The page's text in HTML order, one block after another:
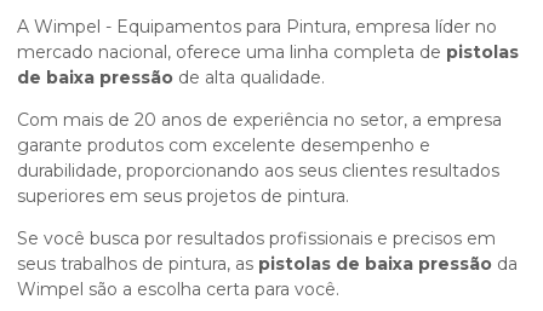
A Wimpel - Equipamentos para Pintura, empresa líder no
mercado nacional, oferece uma linha completa de pistolas
de baixa pressão de alta qualidade.
Com mais de 20 anos de experiência no setor, a empresa
garante produtos com excelente desempenho e
durabilidade, proporcionando aos seus clientes resultados
superiores em seus projetos de pintura.
Se você busca por resultados profissionais e precisos em
seus trabalhos de pintura, as pistolas de baixa pressão da
Wimpel são a escolha certa para você.